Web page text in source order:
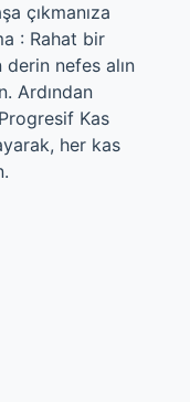
çıkmanıza
: Rahat bir
nefes alın
Ardından
Kas
her kas